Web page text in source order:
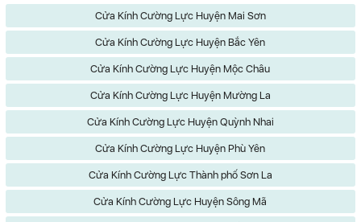
Cửa Kính Cường Lực Huyện Mai Sơn
Cửa Kính Cường Lực Huyện Bắc Yên
Cửa Kính Cường Lực Huyện Mộc Châu
Cửa Kính Cường Lực Huyện Mường La
Cửa Kính Cường Lực Huyện Quỳnh Nhai
Cửa Kính Cường Lực Huyện Phù Yên
Cửa Kính Cường Lực Thành phố Sơn La
Cửa Kính Cường Lực Huyện Sông Mã